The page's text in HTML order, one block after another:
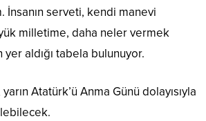
İnsanın serveti, kendi manevi
milletime, daha neler vermek
yer aldığı tabela bulunuyor.
Atatürk’ü Anma Günü dolayısıyla